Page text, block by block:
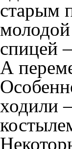
старым
молодой
спицей
А
ходили